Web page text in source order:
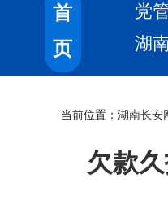
首
页
党
湖
当前位置： 湖南长安
欠款